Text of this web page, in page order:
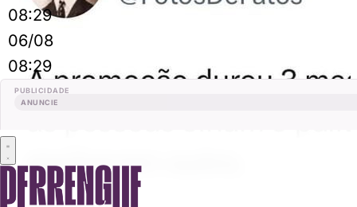
08:29
06/08
08:29
PUBLICIDADE
ANUNCIE